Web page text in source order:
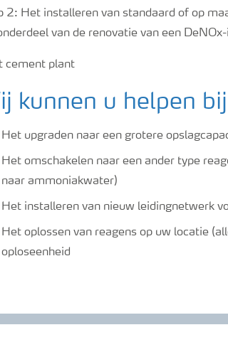
2: Het installeren van standaard of op
van de renovatie van een
kunnen u helpen bij
Het upgraden naar een grotere
Het omschakelen naar een ander type
naar ammoniakwater)
Het installeren van nieuw leidingnetwerk
Het oplossen van reagens op uw locatie
oploseenheid